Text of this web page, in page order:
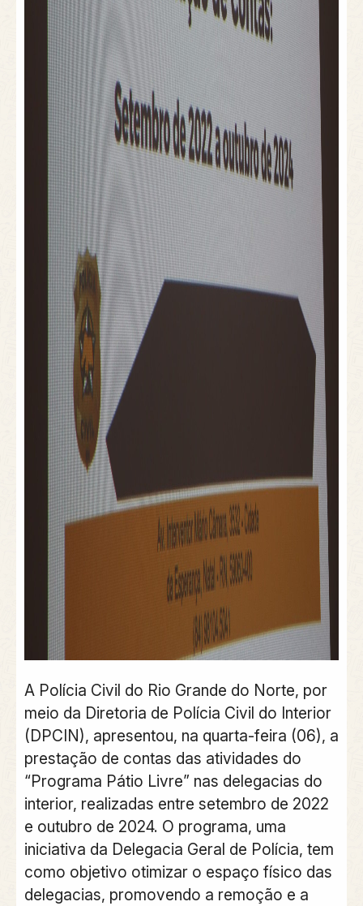
A Polícia Civil do Rio Grande do Norte, por
meio da Diretoria de Polícia Civil do Interior
(DPCIN), apresentou, na quarta-feira (06), a
prestação de contas das atividades do
“Programa Pátio Livre” nas delegacias do
interior, realizadas entre setembro de 2022
e outubro de 2024. O programa, uma
iniciativa da Delegacia Geral de Polícia, tem
como objetivo otimizar o espaço físico das
delegacias, promovendo a remoção e a